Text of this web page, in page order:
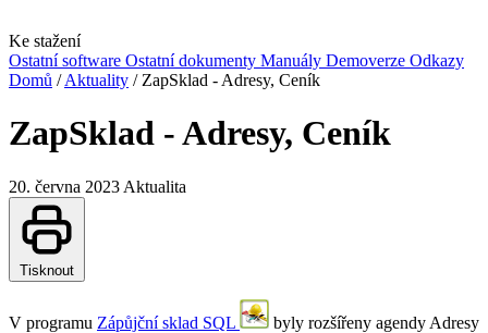
Ke stažení
Ostatní software Ostatní dokumenty Manuály Demoverze Odkazy
Domů / Aktuality / ZapSklad - Adresy, Ceník
ZapSklad - Adresy, Ceník
20. června 2023 Aktualita
Tisknout
V programu Zápůjční sklad SQL
byly rozšířeny agendy Adresy